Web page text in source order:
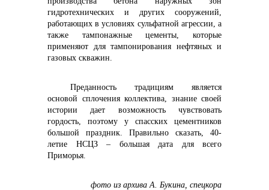
гидротехнических и других сооружений,
работающих в условиях сульфатной агрессии, а
также тампонажные цементы, которые
применяют для тампонирования нефтяных и
газовых скважин.
Преданность традициям является
основой сплочения коллектива, знание своей
истории дает возможность чувствовать
гордость, поэтому у спасских цементников
большой праздник. Правильно сказать, 40-
летие НСЦЗ – большая дата для всего
Приморья.
фото из архива А. Букина, спецкора